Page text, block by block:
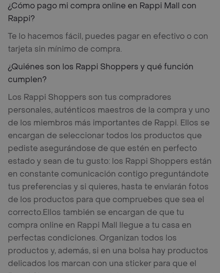
¿Cómo pago mi compra online en Rappi Mall con
Rappi?
Te lo hacemos fácil, puedes pagar en efectivo o con
tarjeta sin mínimo de compra.
¿Quiénes son los Rappi Shoppers y qué función
cumplen?
Los Rappi Shoppers son tus compradores
personales, auténticos maestros de la compra y uno
de los miembros más importantes de Rappi. Ellos se
encargan de seleccionar todos los productos que
pediste asegurándose de que estén en perfecto
estado y sean de tu gusto: los Rappi Shoppers están
en constante comunicación contigo preguntándote
tus preferencias y si quieres, hasta te enviarán fotos
de los productos para que compruebes que sea el
correcto.Ellos también se encargan de que tu
compra online en Rappi Mall llegue a tu casa en
perfectas condiciones. Organizan todos los
productos y, además, si en una bolsa hay productos
delicados los marcan con una sticker para que el